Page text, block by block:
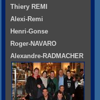
Thiery REMI
Alexi-Remi
Henri-Gonse
Roger-NAVARO
Alexandre-RADMACHER